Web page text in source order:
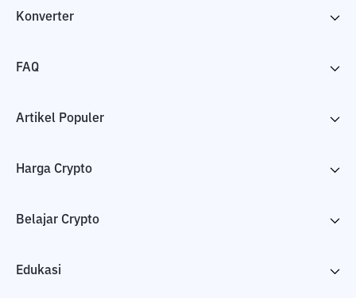
Konverter
FAQ
Artikel Populer
Harga Crypto
Belajar Crypto
Edukasi